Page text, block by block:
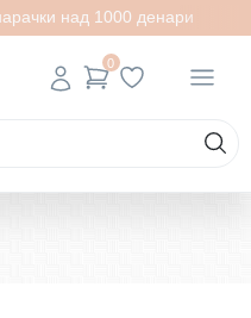
над 1000 денари
0